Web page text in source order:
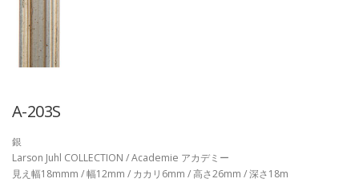
A-203S
銀
Larson Juhl COLLECTION / Academie アカデミー
見え幅18mmm / 幅12mm / カカリ6mm / 高さ26mm / 深さ18m